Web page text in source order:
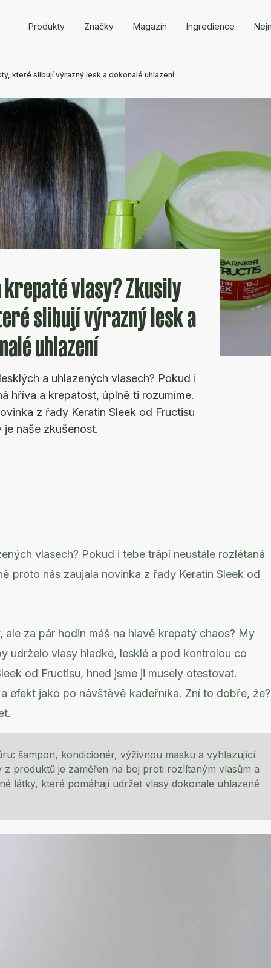
Produkty Značky Magazín Ingredience
které slibují výrazný lesk a dokonalé uhlazení
krepaté vlasy? Zkusily
slibují výrazný lesk a
uhlazení
a uhlazených vlasech? Pokud i
hříva a krepatost, úplně ti rozumíme.
z řady Keratin Sleek od Fructisu
je naše zkušenost.
vlasech? Pokud i tebe trápí neustále rozlétaná
proto nás zaujala novinka z řady Keratin Sleek od
za pár hodin máš na hlavě krepatý chaos? My
udrželo vlasy hladké, lesklé a pod kontrolou co
od Fructisu, hned jsme ji musely otestovat.
efekt jako po návštěvě kadeřníka. Zní to dobře, že?
šampon, kondicionér, výživnou masku a vyhlazující
produktů je zaměřen na boj proti rozlítaným vlasům a
látky, které pomáhají udržet vlasy dokonale uhlazené